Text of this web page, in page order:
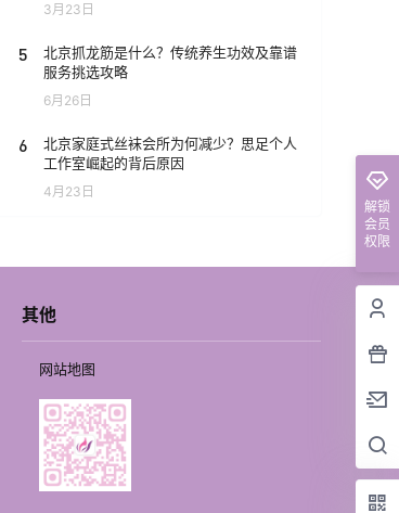
3月23日
5
北京抓龙筋是什么？传统养生功效及靠谱
服务挑选攻略
6月26日
6
北京家庭式丝袜会所为何减少？思足个人
工作室崛起的背后原因
4月23日
解锁
会员
权限
其他
网站地图